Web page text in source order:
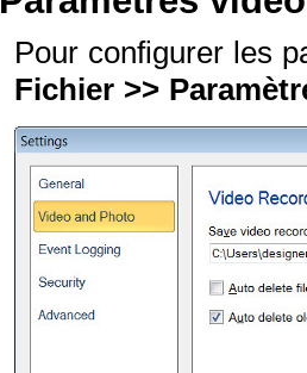
Pour configurer les
Fichier >>